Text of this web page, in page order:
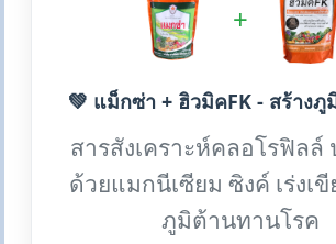
+
💚 แม็กซ่า + ฮิวมิคFK - สร้าง
สารสังเคราะห์คลอโรฟิลล์
ด้วยแมกนีเซียม ซิงค์ เร่งเขี
ภูมิต้านทานโรค